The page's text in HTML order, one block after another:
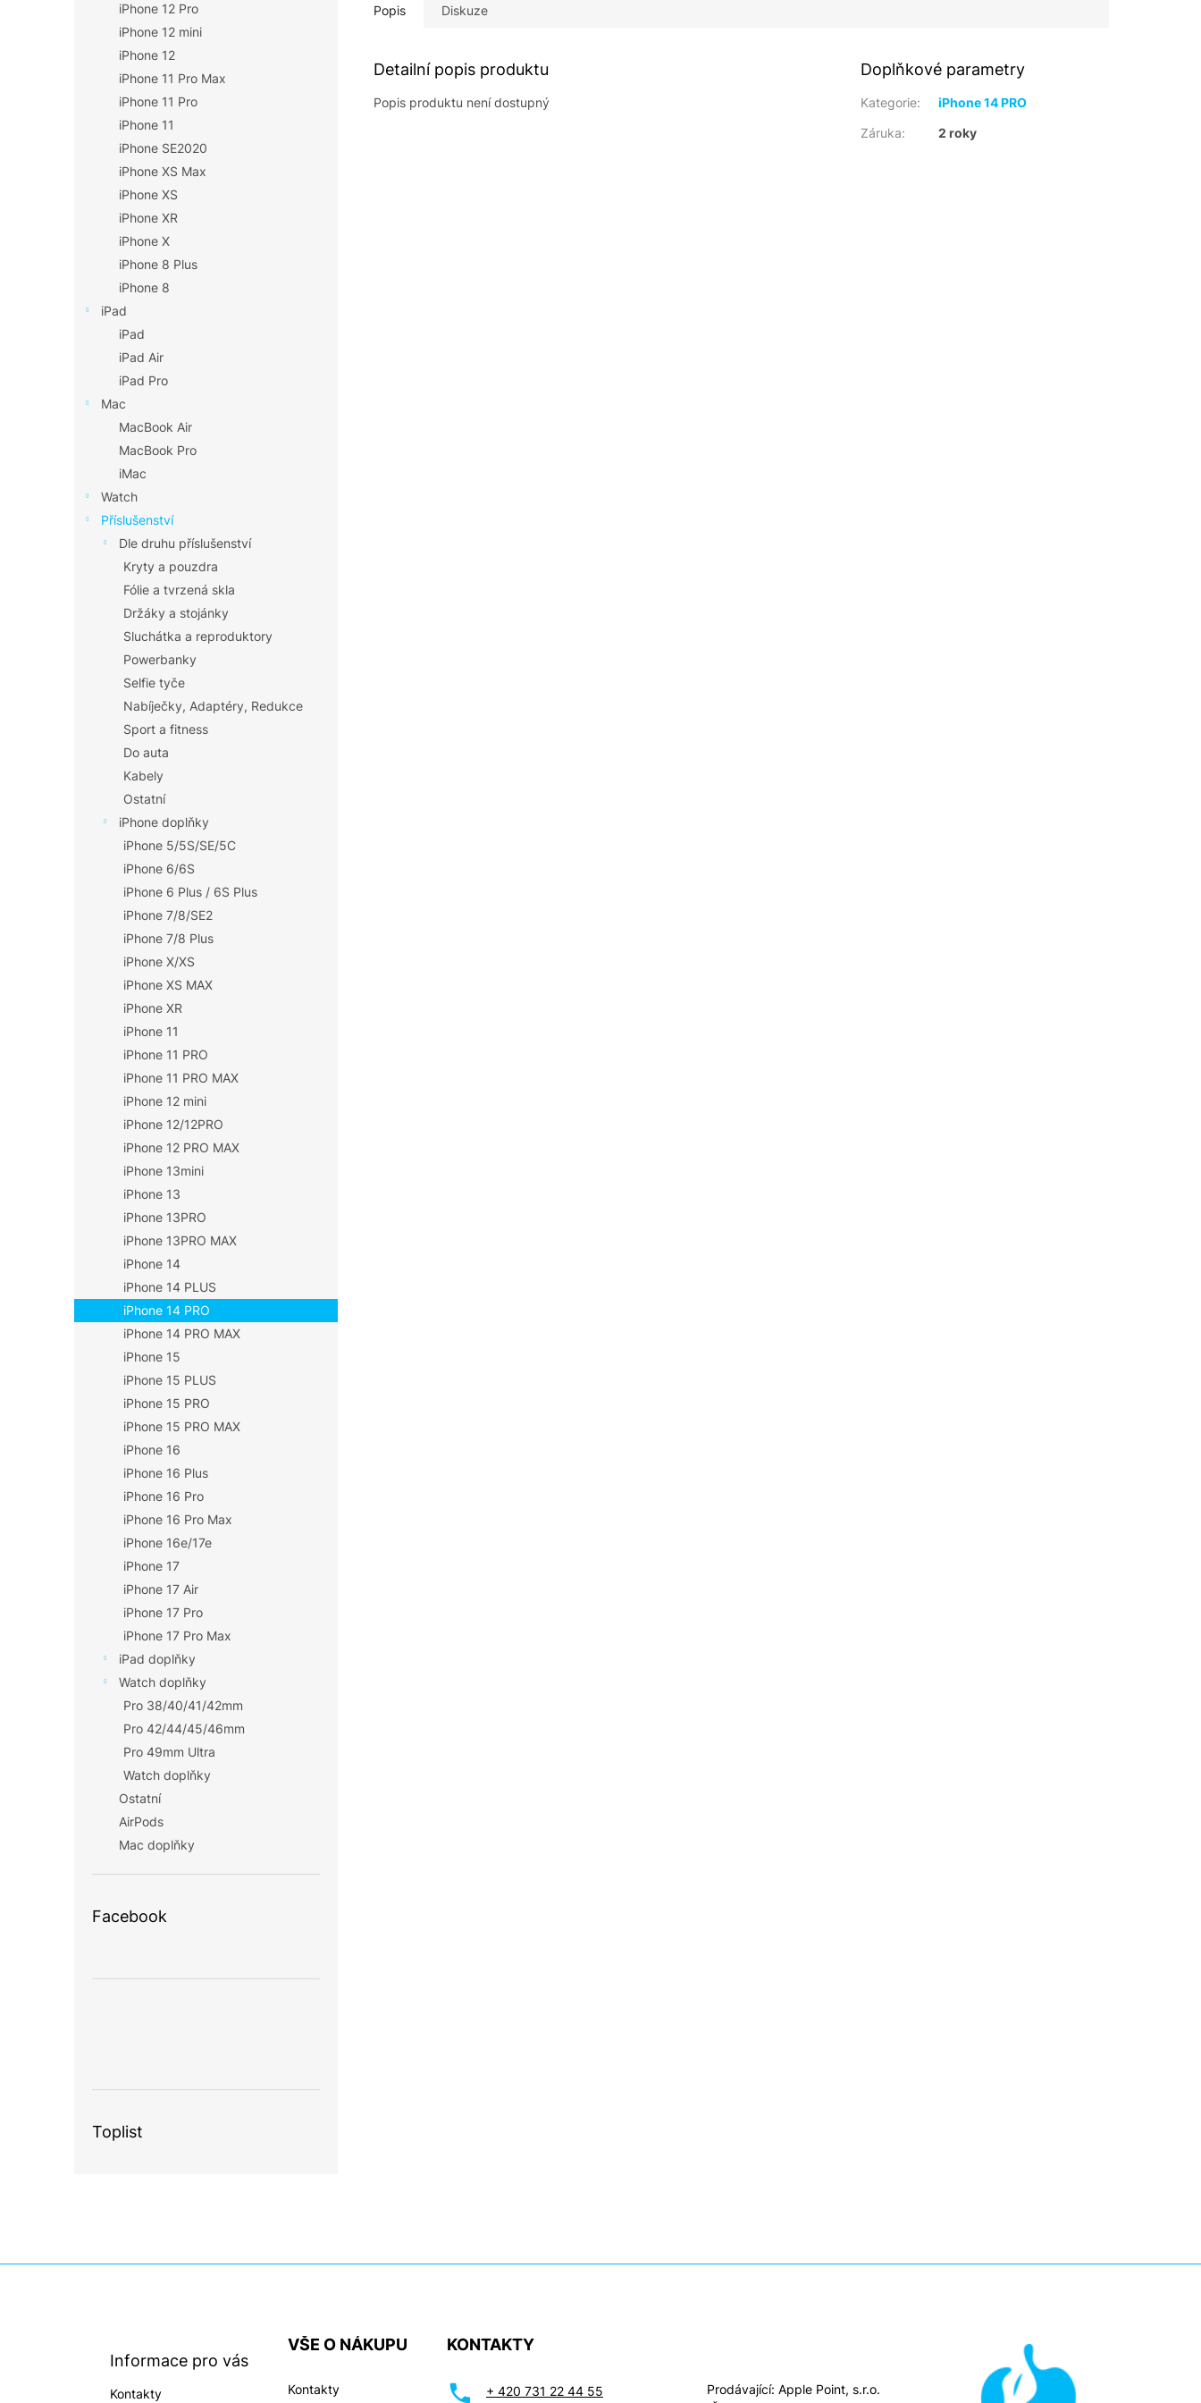
iPhone 12 Pro
iPhone 12 mini
iPhone 12
iPhone 11 Pro Max
iPhone 11 Pro
iPhone 11
iPhone SE2020
iPhone XS Max
iPhone XS
iPhone XR
iPhone X
iPhone 8 Plus
iPhone 8
iPad
iPad
iPad Air
iPad Pro
Mac
MacBook Air
MacBook Pro
iMac
Watch
Příslušenství
Dle druhu příslušenství
Kryty a pouzdra
Fólie a tvrzená skla
Držáky a stojánky
Sluchátka a reproduktory
Powerbanky
Selfie tyče
Nabíječky, Adaptéry, Redukce
Sport a fitness
Do auta
Kabely
Ostatní
iPhone doplňky
iPhone 5/5S/SE/5C
iPhone 6/6S
iPhone 6 Plus / 6S Plus
iPhone 7/8/SE2
iPhone 7/8 Plus
iPhone X/XS
iPhone XS MAX
iPhone XR
iPhone 11
iPhone 11 PRO
iPhone 11 PRO MAX
iPhone 12 mini
iPhone 12/12PRO
iPhone 12 PRO MAX
iPhone 13mini
iPhone 13
iPhone 13PRO
iPhone 13PRO MAX
iPhone 14
iPhone 14 PLUS
iPhone 14 PRO
iPhone 14 PRO MAX
iPhone 15
iPhone 15 PLUS
iPhone 15 PRO
iPhone 15 PRO MAX
iPhone 16
iPhone 16 Plus
iPhone 16 Pro
iPhone 16 Pro Max
iPhone 16e/17e
iPhone 17
iPhone 17 Air
iPhone 17 Pro
iPhone 17 Pro Max
iPad doplňky
Watch doplňky
Pro 38/40/41/42mm
Pro 42/44/45/46mm
Pro 49mm Ultra
Watch doplňky
Ostatní
AirPods
Mac doplňky
Facebook
Toplist
Popis Diskuze
Detailní popis produktu
Popis produktu není dostupný
Doplňkové parametry
Kategorie:
iPhone 14 PRO
Záruka: 2 roky
Informace pro vás
Kontakty
VŠE O NÁKUPU
Kontakty
KONTAKTY
+ 420 731 22 44 55
Prodávající: Apple Point, s.r.o.